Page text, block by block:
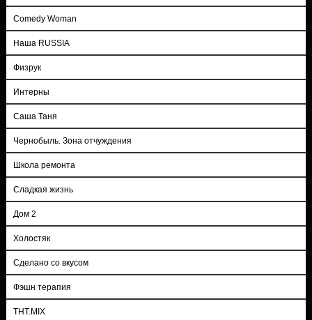
Comedy Woman
Наша RUSSIA
Физрук
Интерны
Саша Таня
Чернобыль. Зона отчуждения
Школа ремонта
Сладкая жизнь
Дом 2
Холостяк
Сделано со вкусом
Фэшн терапия
ТНТ.MIX